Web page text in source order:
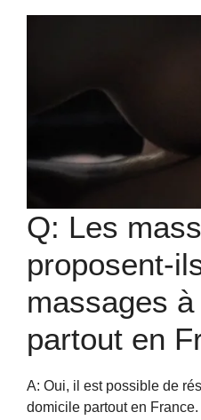
Q: Les
proposent-
massages
partout en
A: Oui, il est possible de
domicile partout en